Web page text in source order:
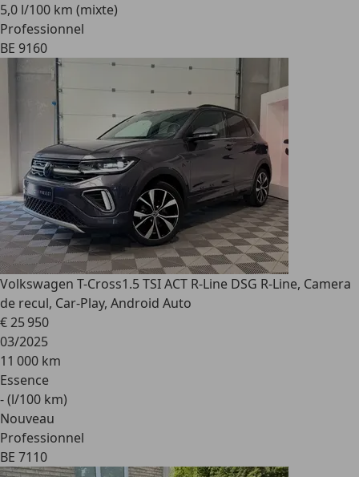
5,0 l/100 km (mixte)
Professionnel
BE 9160
Volkswagen T-Cross1.5 TSI ACT R-Line DSG R-Line, Camera
de recul, Car-Play, Android Auto
€ 25 950
03/2025
11 000 km
Essence
- (l/100 km)
Nouveau
Professionnel
BE 7110